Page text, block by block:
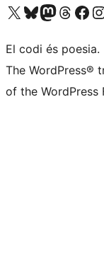
Visiteu el nostre compte X (abans Twitter)
Visiteu el nostre compte de Bluesky
Visiteu el nostre compte al
Visiteu el nostreVisiteu la
El codi és poesia.
The WordPress®
of the WordPress